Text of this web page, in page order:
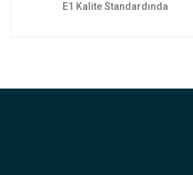
E1 Kalite Standardında